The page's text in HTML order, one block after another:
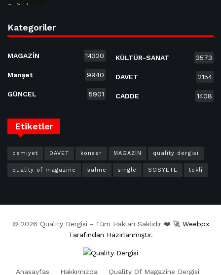
Kategoriler
MAGAZİN 14320
Manşet 9940
GÜNCEL 5901
KÜLTÜR-SANAT 3573
DAVET 2154
CADDE 1408
Etiketler
cemiyet DAVET konser MAGAZİN quality dergisi
quality of magazine sahne single SOSYETE tekli
© 2026 Quality Dergisi - Tüm Hakları Saklıdır ❤️ 🚀 Weebpx
Tarafından Hazırlanmıştır.
Anasayfas Hakkımızda Quality Of Magazine Dergisi